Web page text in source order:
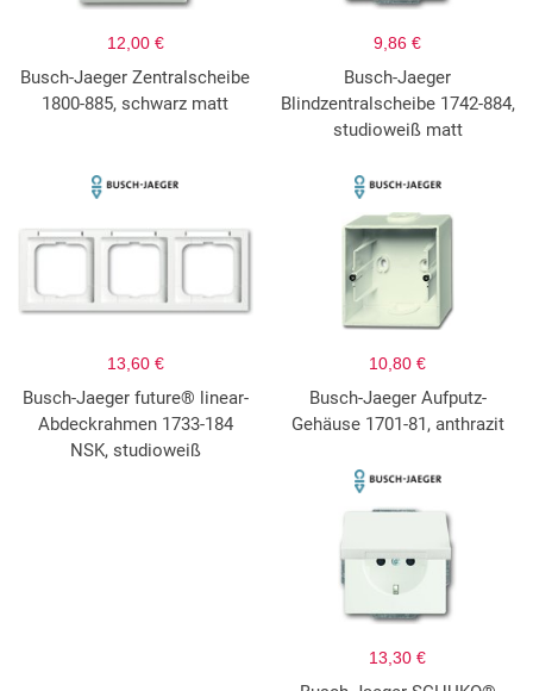
12,00 €
Busch-Jaeger Zentralscheibe
1800-885, schwarz matt
9,86 €
Busch-Jaeger
Blindzentralscheibe 1742-884,
studioweiß matt
13,60 €
Busch-Jaeger future® linear-
Abdeckrahmen 1733-184
NSK, studioweiß
10,80 €
Busch-Jaeger Aufputz-
Gehäuse 1701-81, anthrazit
13,30 €